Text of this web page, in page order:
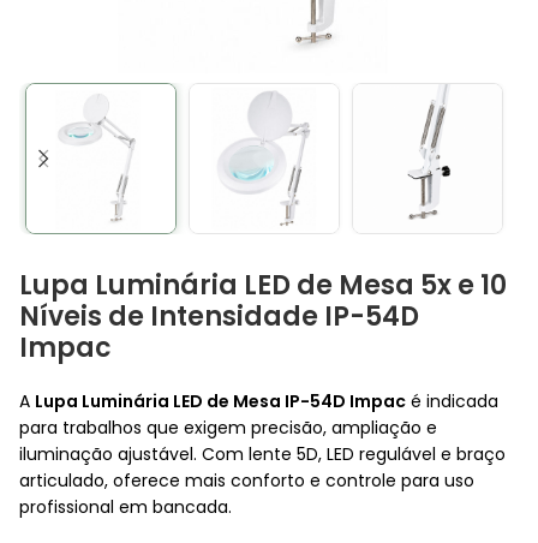
Lupa Luminária LED de Mesa 5x e 10
Níveis de Intensidade IP-54D
Impac
A Lupa Luminária LED de Mesa IP-54D Impac é indicada
para trabalhos que exigem precisão, ampliação e
iluminação ajustável. Com lente 5D, LED regulável e braço
articulado, oferece mais conforto e controle para uso
profissional em bancada.